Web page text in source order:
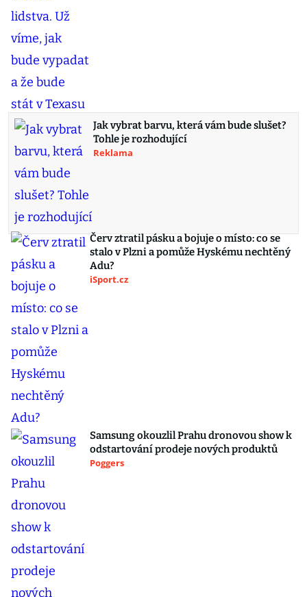
Jak vybrat barvu, která vám bude slušet?
Tohle je rozhodující
Reklama
Červ ztratil pásku a bojuje o místo: co se
stalo v Plzni a pomůže Hyskému nechtěný
Adu?
iSport.cz
Samsung okouzlil Prahu dronovou show k
odstartování prodeje nových produktů
Poggers